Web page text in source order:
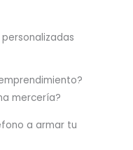
mercería?
a armar tu